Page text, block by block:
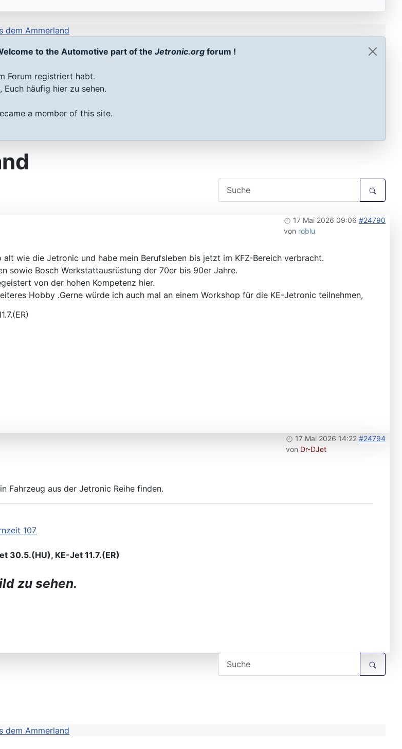
dem Ammerland
to the Automotive part of the Jetronic.org forum !
Forum registriert habt.
häufig hier zu sehen.
a member of this site.
17 Mai 2026 09:06 #24790
von roblu
wie die Jetronic und habe mein Berufsleben bis jetzt im KFZ-Bereich verbracht.
sowie Bosch Werkstattausrüstung der 70er bis 90er Jahre.
von der hohen Kompetenz hier.
Hobby .Gerne würde ich auch mal an einem Workshop für die KE-Jetronic teilnehmen,
17 Mai 2026 14:22 #24794
von Dr-DJet
Fahrzeug aus der Jetronic Reihe finden.
107
30.5.(HU), KE-Jet 11.7.(ER)
zu sehen.
dem Ammerland